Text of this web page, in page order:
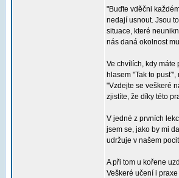
"Buďte vděčni
nedají usnout. Jsou
situace, které
nás daná okolnost
Ve chvílích, kdy
hlasem "Tak to
"Vzdejte se veškeré
zjistíte, že díky této
V jedné z prvních
jsem se, jako by mi
udržuje v našem
A při tom u kořene
Veškeré učení i